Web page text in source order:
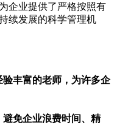
企业提供了严格按照有
续发展的科学管理机
丰富的老师，为许多企
免企业浪费时间、精